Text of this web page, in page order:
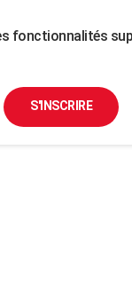
fonctionnalités
S'INSCRIRE